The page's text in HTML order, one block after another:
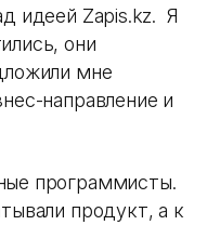
идеей Zapis.kz. Я
они
мне
направление и
программисты.
продукт, а к